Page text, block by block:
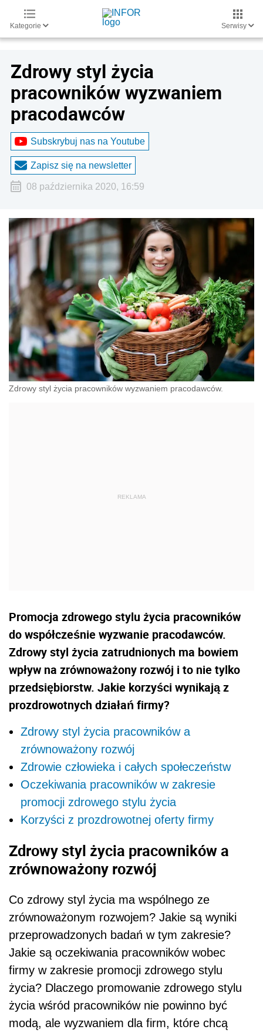
Kategorie Serwisy
Zdrowy styl życia
pracowników wyzwaniem
pracodawców
Subskrybuj nas na Youtube
Zapisz się na newsletter
08 października 2020, 16:59
Zdrowy styl życia pracowników wyzwaniem pracodawców.
Promocja zdrowego stylu życia pracowników
do współcześnie wyzwanie pracodawców.
Zdrowy styl życia zatrudnionych ma bowiem
wpływ na zrównoważony rozwój i to nie tylko
przedsiębiorstw. Jakie korzyści wynikają z
prozdrowotnych działań firmy?
Zdrowy styl życia pracowników a
zrównoważony rozwój
Zdrowie człowieka i całych społeczeństw
Oczekiwania pracowników w zakresie
promocji zdrowego stylu życia
Korzyści z prozdrowotnej oferty firmy
Zdrowy styl życia pracowników a
zrównoważony rozwój
Co zdrowy styl życia ma wspólnego ze
zrównoważonym rozwojem? Jakie są wyniki
przeprowadzonych badań w tym zakresie?
Jakie są oczekiwania pracowników wobec
firmy w zakresie promocji zdrowego stylu
życia? Dlaczego promowanie zdrowego stylu
życia wśród pracowników nie powinno być
modą, ale wyzwaniem dla firm, które chcą